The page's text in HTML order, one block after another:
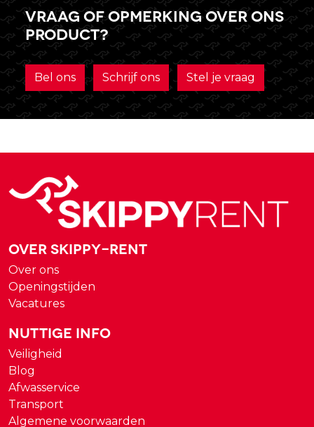
Vraag of opmerking over ons
product?
Bel ons Schrijf ons Stel je vraag
Over Skippy-rent
Over ons
Openingstijden
Vacatures
Nuttige Info
Veiligheid
Blog
Afwasservice
Transport
Algemene voorwaarden